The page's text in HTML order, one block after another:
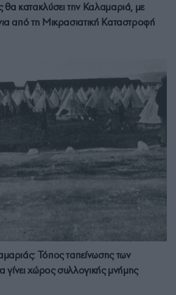
κατακλύσει την Καλαμαριά, με
από τη Μικρασιατική Καταστροφή
Τόπος ταπείνωσης των
γίνει χώρος συλλογικής μνήμης